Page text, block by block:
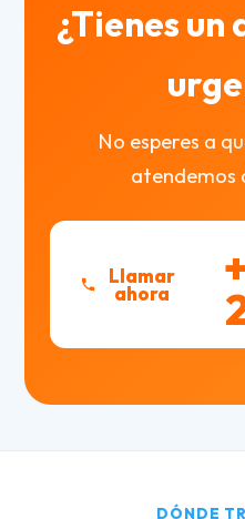
¿Tienes un
No esperes a
atendemos
Llamar
ahora
DÓNDE